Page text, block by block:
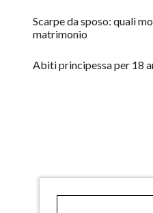
Scarpe da sposo: quali
matrimonio
Abiti principessa per 18